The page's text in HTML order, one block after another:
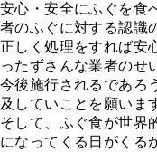
安心・安全にふぐを食
者のふぐに対する認識
正しく処理をすれば安
ったずさんな業者のせ
今後施行されるであろ
及していことを願いま
そして、ふぐ食が世界
になってくる日がくる